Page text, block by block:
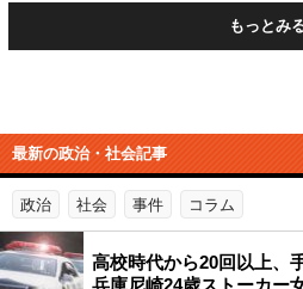
もっとみ
最新の政治・社会記事
政治 社会 事件 コラム
高校時代から20回以上、
兵庫尼崎24歳ストーカー